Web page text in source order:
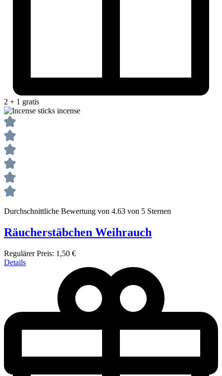
2 + 1 gratis
Durchschnittliche Bewertung von 4.63 von 5 Sternen
Räucherstäbchen Weihrauch
Regulärer Preis: 1,50 €
Details